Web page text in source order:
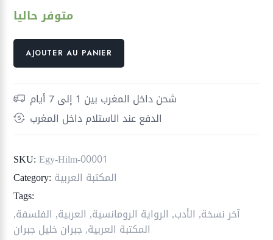
متوفر حاليا
quantité
de
المتكسرة
AJOUTER AU PANIER
شحن داخل المغرب بين 1 إلى 7 أيام
الدفع عند الاستلام داخل المغرب
SKU: Egy-Hilm-00001
Category: المكتبة العربية
Tags:
آخر نسخة, الأدب, الرواية الرومانسية, العربية, الفلسفة,
المكتبة العربية,جبران خليل جبران